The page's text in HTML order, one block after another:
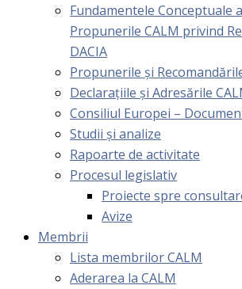
Fundamentele Conceptuale
Propunerile CALM privind
DACIA
Propunerile și
Declarațiile și Adresările
Consiliul Europei –
Studii și analize
Rapoarte de activitate
Procesul legislativ
Proiecte spre
Avize
Membrii
Lista membrilor CALM
Aderarea la CALM